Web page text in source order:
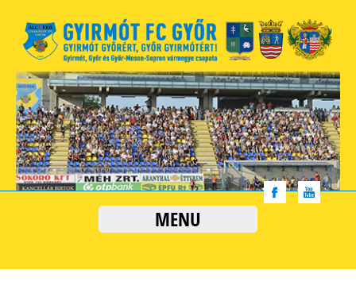
MENU